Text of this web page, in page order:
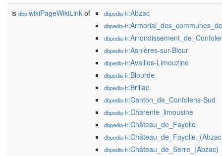
is dbo:wikiPageWikiLink of dbpedia-fr:Abzac
dbpedia-fr
dbpedia-fr
dbpedia-fr:Asnières-sur-Blour
dbpedia-fr:Availles-Limouzine
dbpedia-fr:Blourde
dbpedia-fr:Brillac
dbpedia-fr:Canton_de_Confolens-Sud
dbpedia-fr:Charente_limousine
dbpedia-fr:Château_de_Fayolle
dbpedia-fr
dbpedia-fr:Château_de_Serre_(Abzac)